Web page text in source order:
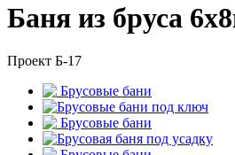
Баня из бруса
Проект Б-17